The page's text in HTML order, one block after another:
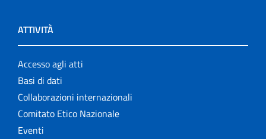
ATTIVITÀ
Accesso agli atti
Basi di dati
Collaborazioni internazionali
Comitato Etico Nazionale
Eventi